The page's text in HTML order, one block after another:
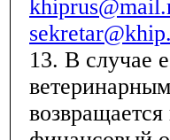
13. В случае